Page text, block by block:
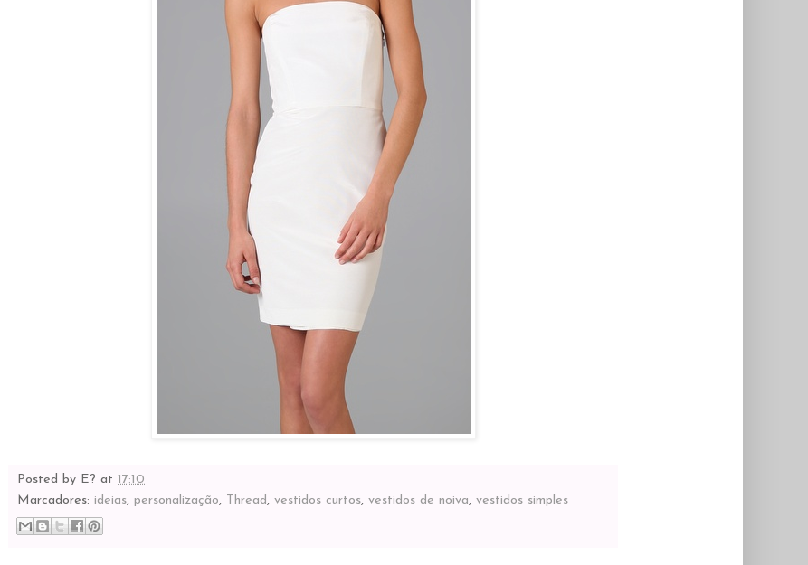
Posted by E? at 17:10
Marcadores: ideias, personalização, Thread, vestidos curtos, vestidos de noiva, vestidos simples